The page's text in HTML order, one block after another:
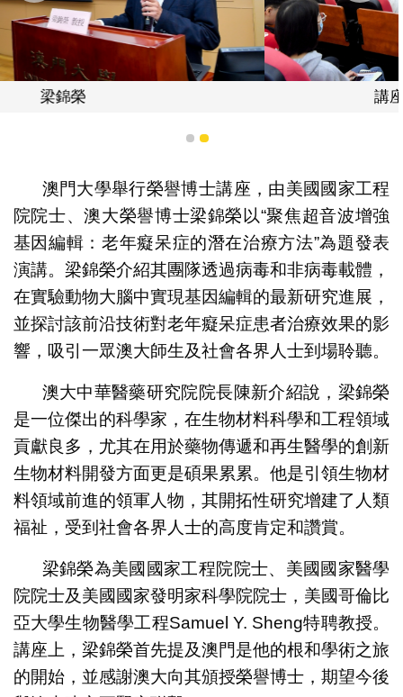
1 2
澳門大學舉行榮譽博士講座，由美國國家工程
院院士、澳大榮譽博士梁錦榮以“聚焦超音波增強
基因編輯：老年癡呆症的潛在治療方法”為題發表
演講。梁錦榮介紹其團隊透過病毒和非病毒載體，
在實驗動物大腦中實現基因編輯的最新研究進展，
並探討該前沿技術對老年癡呆症患者治療效果的影
響，吸引一眾澳大師生及社會各界人士到場聆聽。
澳大中華醫藥研究院院長陳新介紹說，梁錦榮
是一位傑出的科學家，在生物材料科學和工程領域
貢獻良多，尤其在用於藥物傳遞和再生醫學的創新
生物材料開發方面更是碩果累累。他是引領生物材
料領域前進的領軍人物，其開拓性研究增建了人類
福祉，受到社會各界人士的高度肯定和讚賞。
梁錦榮為美國國家工程院院士、美國國家醫學
院院士及美國國家發明家科學院院士，美國哥倫比
亞大學生物醫學工程Samuel Y. Sheng特聘教授。
講座上，梁錦榮首先提及澳門是他的根和學術之旅
的開始，並感謝澳大向其頒授榮譽博士，期望今後